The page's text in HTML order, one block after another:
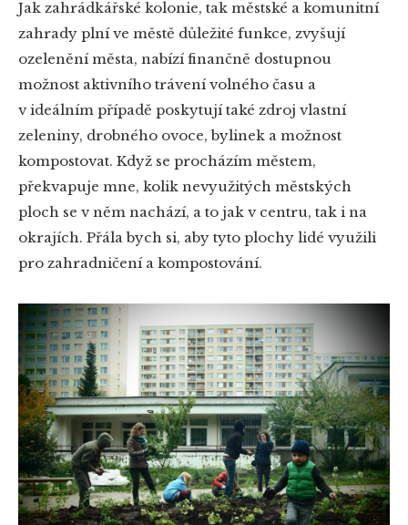
Jak zahrádkářské kolonie, tak městské a komunitní
zahrady plní ve městě důležité funkce, zvyšují
ozelenění města, nabízí finančně dostupnou
možnost aktivního trávení volného času a
v ideálním případě poskytují také zdroj vlastní
zeleniny, drobného ovoce, bylinek a možnost
kompostovat. Když se procházím městem,
překvapuje mne, kolik nevyužitých městských
ploch se v něm nachází, a to jak v centru, tak i na
okrajích. Přála bych si, aby tyto plochy lidé využili
pro zahradničení a kompostování.